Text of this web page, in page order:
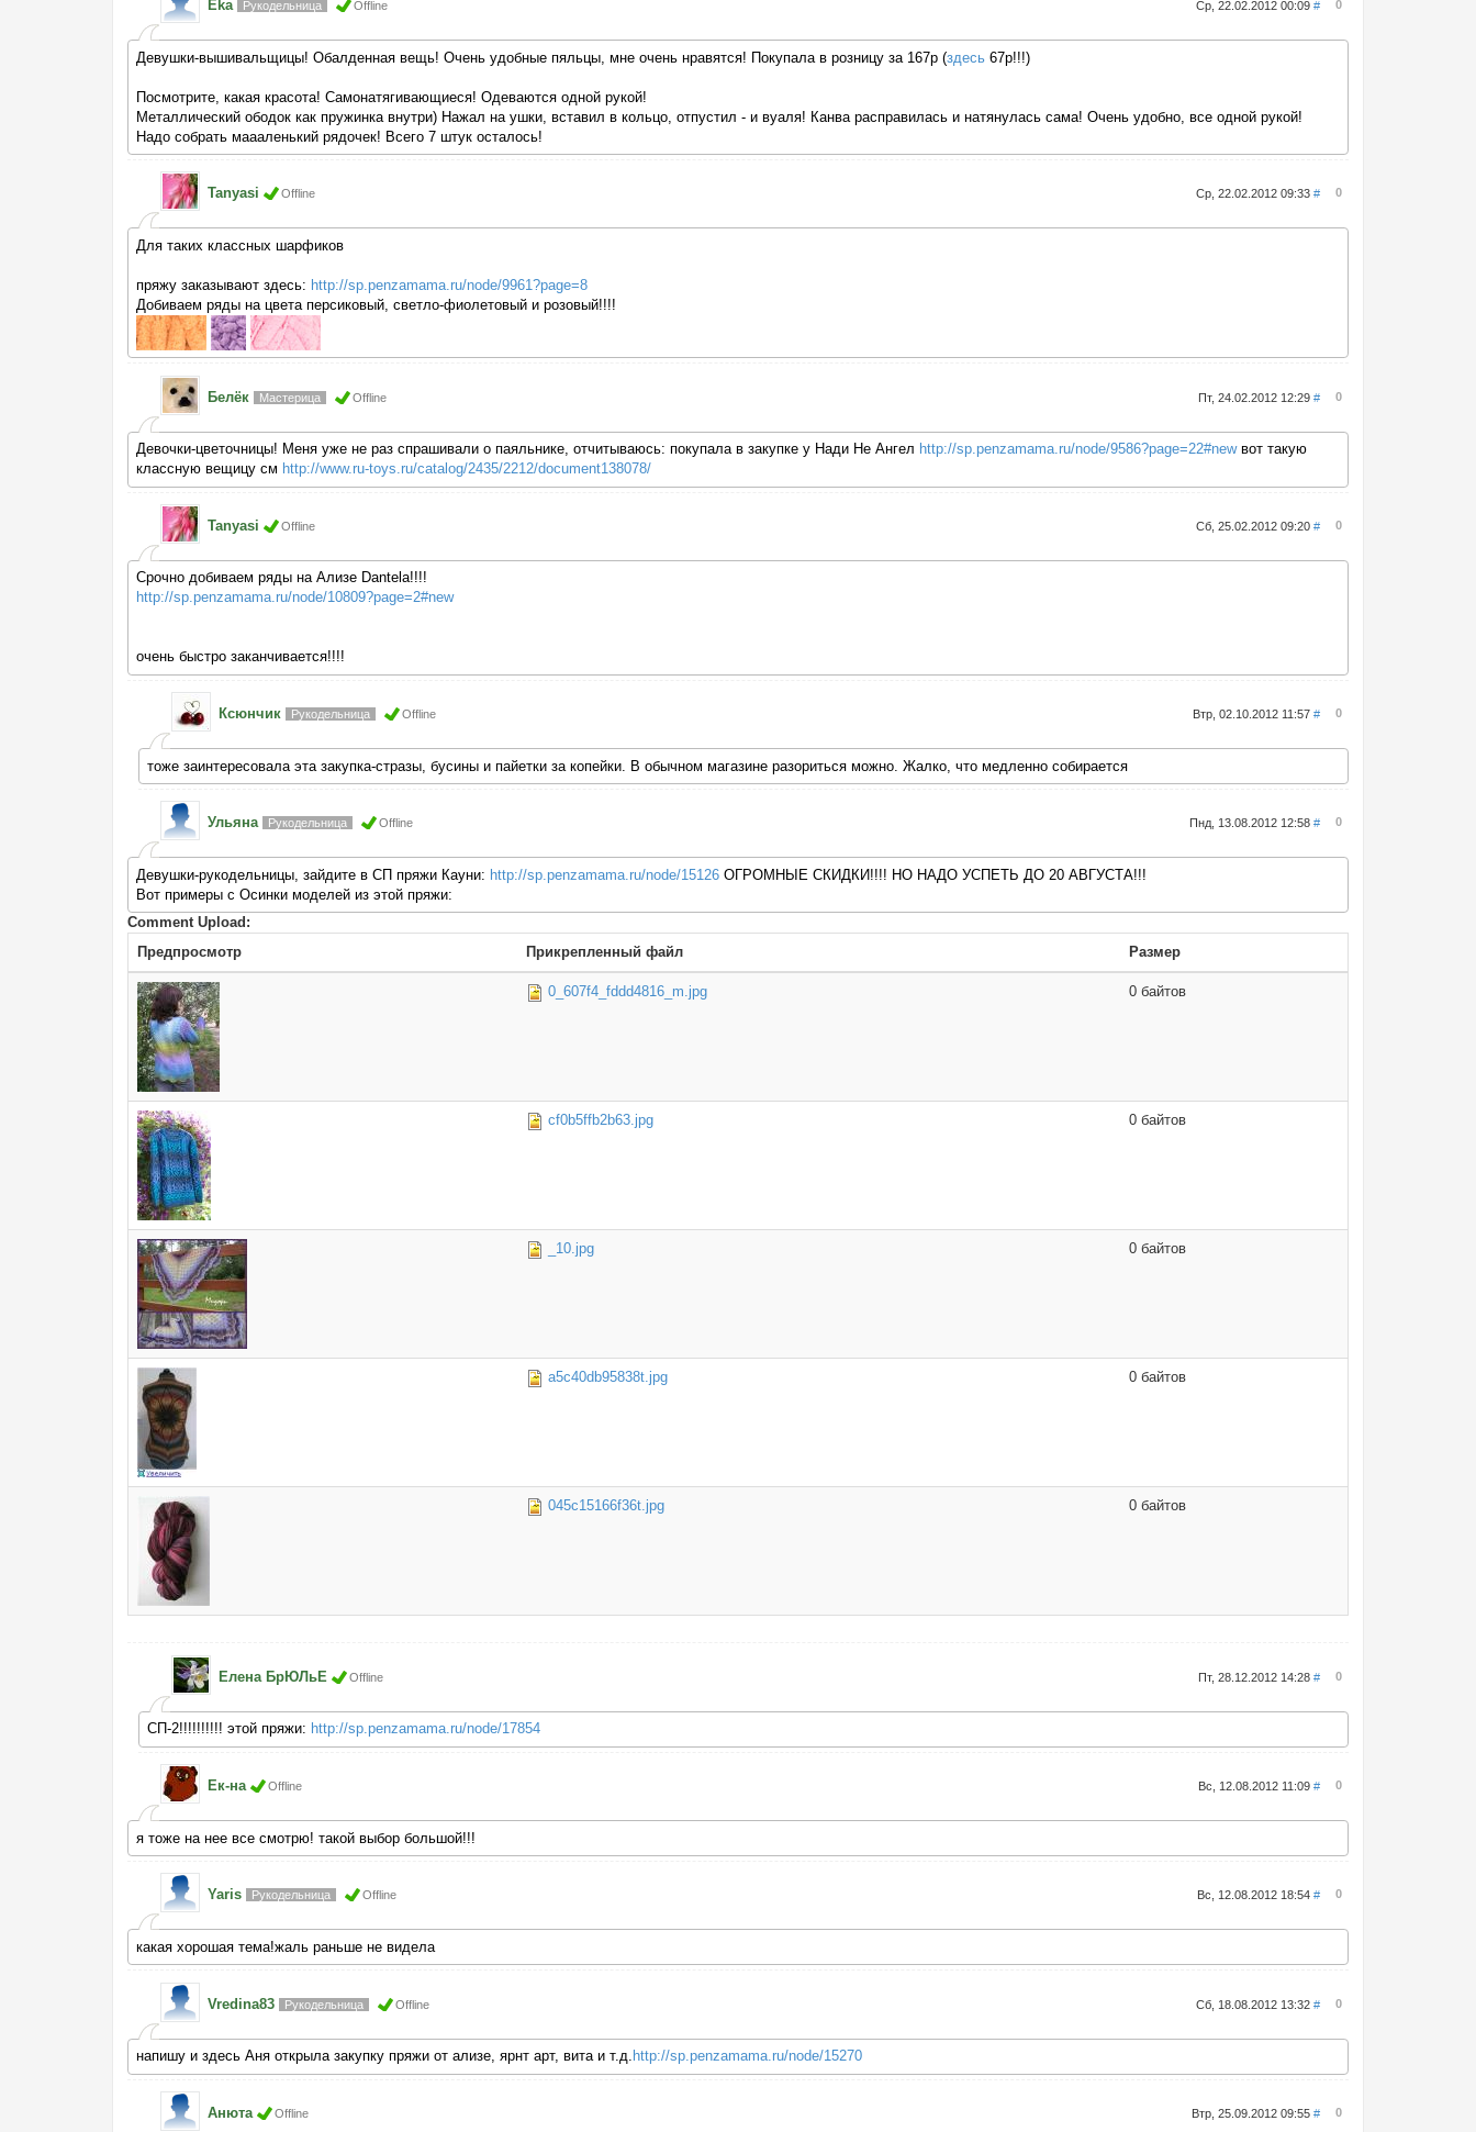
Eka Рукодельница Offline Ср, 22.02.2012 00:09# 0
Девушки-вышивальщицы! Обалденная вещь! Очень удобные пяльцы, мне очень нравятся! Покупала в розницу за 167р (здесь67р!!!)
Посмотрите, какая красота! Самонатягивающиеся! Одеваются одной рукой!
Металлический ободок как пружинка внутри) Нажал на ушки, вставил в кольцо, отпустил - и вуаля! Канва расправилась и натянулась сама! Очень удобно, все одной рукой!
Надо собрать маааленький рядочек! Всего 7 штук осталось!
Tanyasi Offline Ср, 22.02.2012 09:33# 0
Для таких классных шарфиков
пряжу заказывают здесь: http://sp.penzamama.ru/node/9961?page=8
Добиваем ряды на цвета персиковый, светло-фиолетовый и розовый!!!!
Белёк Мастерица Offline Пт, 24.02.2012 12:29# 0
Девочки-цветочницы! Меня уже не раз спрашивали о паяльнике, отчитываюсь: покупала в закупке у Нади Не Ангел http://sp.penzamama.ru/node/9586?page=22#newвот такую
классную вещицу см http://www.ru-toys.ru/catalog/2435/2212/document138078/
Tanyasi Offline Сб, 25.02.2012 09:20# 0
Срочно добиваем ряды на Ализе Dantela!!!!
http://sp.penzamama.ru/node/10809?page=2#new
очень быстро заканчивается!!!!
Ксюнчик Рукодельница Offline Втр, 02.10.2012 11:57# 0
тоже заинтересовала эта закупка-стразы, бусины и пайетки за копейки. В обычном магазине разориться можно. Жалко, что медленно собирается
Ульяна Рукодельница Offline Пнд, 13.08.2012 12:58# 0
Девушки-рукодельницы, зайдите в СП пряжи Кауни: http://sp.penzamama.ru/node/15126ОГРОМНЫЕ СКИДКИ!!!! НО НАДО УСПЕТЬ ДО 20 АВГУСТА!!!
Вот примеры с Осинки моделей из этой пряжи:
Comment Upload:
Предпросмотр
Прикрепленный файл Размер
0_607f4_fddd4816_m.jpg 0 байтов
cf0b5ffb2b63.jpg 0 байтов
_10.jpg 0 байтов
a5c40db95838t.jpg 0 байтов
045c15166f36t.jpg 0 байтов
Елена БрЮЛьЕ Offline Пт, 28.12.2012 14:28# 0
СП-2!!!!!!!!!! этой пряжи: http://sp.penzamama.ru/node/17854
Ек-на Offline Вс, 12.08.2012 11:09# 0
я тоже на нее все смотрю! такой выбор большой!!!
Yaris Рукодельница Offline Вс, 12.08.2012 18:54# 0
какая хорошая тема!жаль раньше не видела
Vredina83 Рукодельница Offline Сб, 18.08.2012 13:32# 0
напишу и здесь Аня открыла закупку пряжи от ализе, ярнт арт, вита и т.д. http://sp.penzamama.ru/node/15270
Анютa Offline Втр, 25.09.2012 09:55# 0